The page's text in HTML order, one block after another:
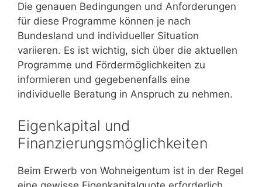
Die genauen Bedingungen und Anforderungen
für diese Programme können je nach
Bundesland und individueller Situation
variieren. Es ist wichtig, sich über die aktuellen
Programme und Fördermöglichkeiten zu
informieren und gegebenenfalls eine
individuelle Beratung in Anspruch zu nehmen.
Eigenkapital und
Finanzierungsmöglichkeiten
Beim Erwerb von Wohneigentum ist in der Regel